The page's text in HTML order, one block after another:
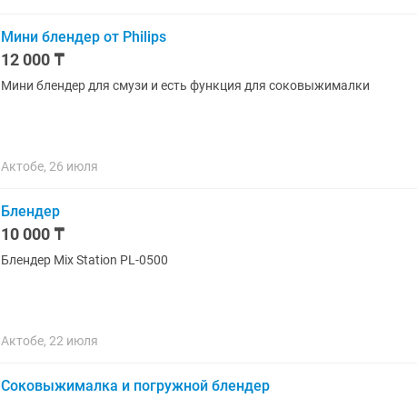
Мини блендер от Philips
12 000 ₸
Мини блендер для смузи и есть функция для соковыжималки
Актобе, 26 июля
Блендер
10 000 ₸
Блендер Mix Station PL-0500
Актобе, 22 июля
Соковыжималка и погружной блендер